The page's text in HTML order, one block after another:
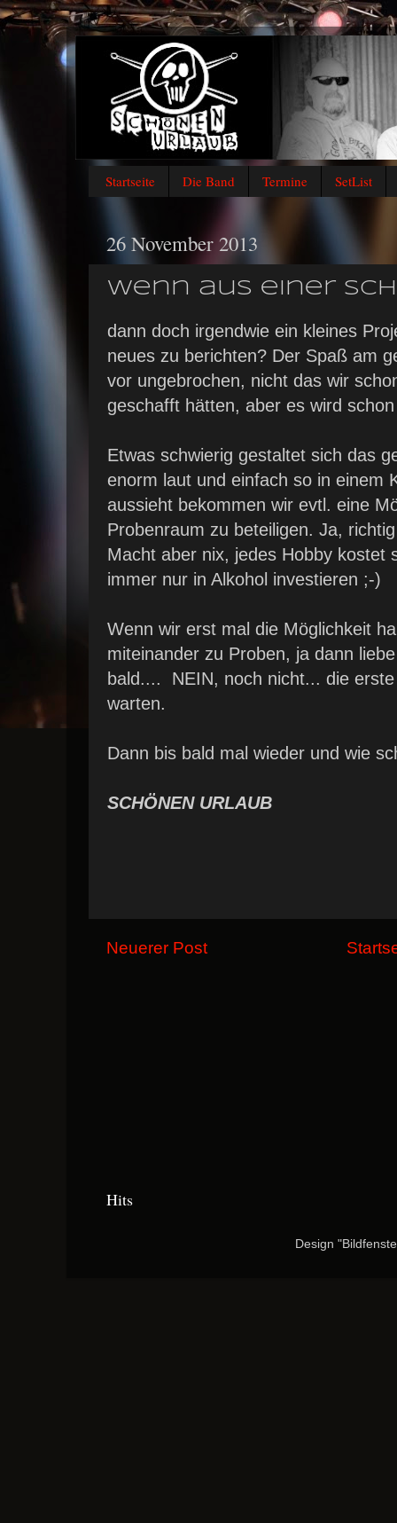
Startseite Die Band Termine SetList
26 November 2013
wenn aus einer
dann doch irgendwie ein kleines
neues zu berichten? Der Spaß am
vor ungebrochen, nicht das wir
geschafft hätten, aber es wird
Etwas schwierig gestaltet sich das
enorm laut und einfach so in einem
aussieht bekommen wir evtl. eine
Probenraum zu beteiligen. Ja,
Macht aber nix, jedes Hobby kostet
immer nur in Alkohol investieren ;-)
Wenn wir erst mal die Möglichkeit
miteinander zu Proben, ja dann
bald.... NEIN, noch nicht... die
warten.
Dann bis bald mal wieder und wie
SCHÖNEN URLAUB
Neuerer Post
Hits
Design